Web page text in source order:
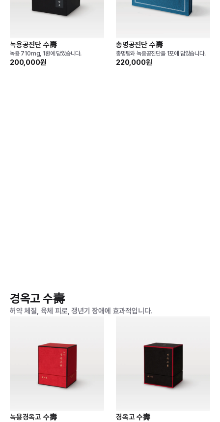
녹용공진단 수壽
녹용 710mg, 1환에 담았습니다.
200,000원
총명공진단 수壽
총명탕과 녹용공진단을 1포에 담았습니다.
220,000원
경옥고 수壽
허약 체질, 육체 피로, 갱년기 장애에 효과적입니다.
녹용경옥고 수壽 경옥고 수壽